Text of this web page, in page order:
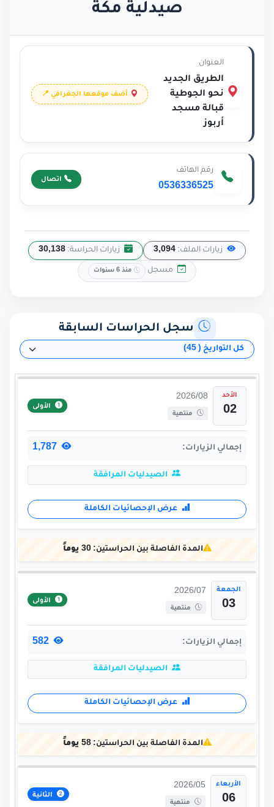
صيدلية مكة
العنوان
الطريق الجديد
نحو الجوطية
قبالة مسجد
أربوز
أضف موقعها الجغرافي 📍
رقم الهاتف
0536336525
اتصال
زيارات الملف: 3,094 زيارات الحراسة: 30,138
مسجل منذ 6 سنوات
سجل الحراسات السابقة
الأحد
02
2026/08
منتهية
الأولى
إجمالي الزيارات:
الصيدليات المرافقة
عرض الإحصائيات الكاملة
المدة الفاصلة بين الحراستين:30 يوماً
الجمعة
03
2026/07
منتهية
الأولى
إجمالي الزيارات:
الصيدليات المرافقة
عرض الإحصائيات الكاملة
المدة الفاصلة بين الحراستين:58 يوماً
الأربعاء
06
2026/05
منتهية
الثانية